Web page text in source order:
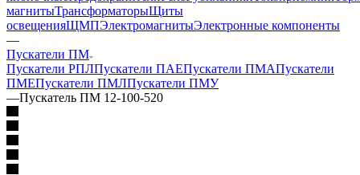
магнитыТрансформаторыЩиты
освещенияЩМПЭлектромагнитыЭлектронные компоненты
—
Пускатели ПМ
Пускатели РПЛПускатели ПАЕПускатели ПМАПускатели
ПМЕПускатели ПМЛПускатели ПМУ
—Пускатель ПМ 12-100-520